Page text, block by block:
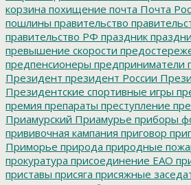
корзина похищение почта Почта
пошлины правительство
правительство РФ праздник
превышение скорости
предпенсионеры предприниматели
Президент президент России
Президентские спортивные игры
премия препараты преступление
Приамурский Приамурье приборы
прививочная кампания приговор
Приморье природа природные
прокуратура присоединение ЕАО
приставы присяга присяжные